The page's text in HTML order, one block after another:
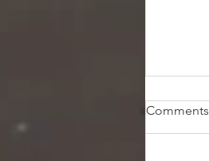
Comments